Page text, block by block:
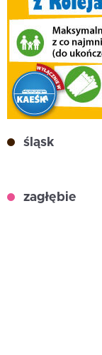
śląsk
zagłębie